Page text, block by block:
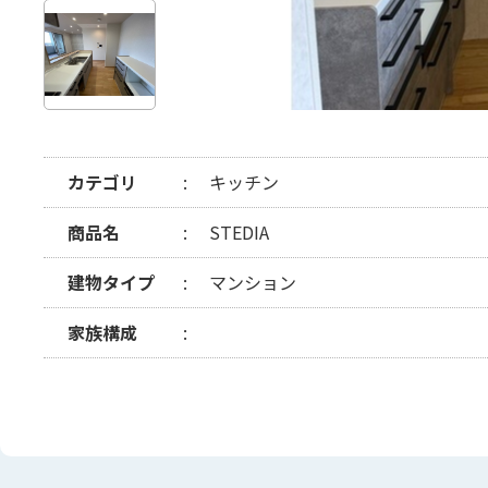
カテゴリ
キッチン
商品名
STEDIA
建物タイプ
マンション
家族構成